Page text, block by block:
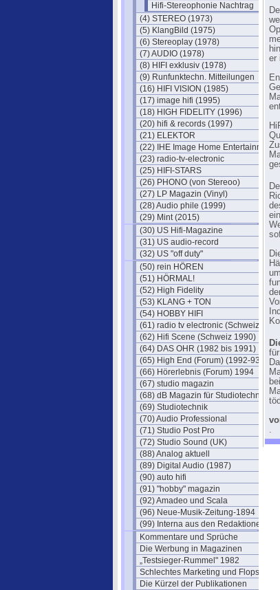
Hifi-Stereophonie Nachtrag
(4) STEREO (1973)
(5) KlangBild (1975)
(6) Stereoplay (1978)
(7) AUDIO (1978)
(8) HIFI exklusiv (1978)
(9) Runfunktechn. Mitteilungen
(16) HIFI VISION (1985)
(17) image hifi (1995)
(18) HIGH FIDELITY (1996)
(20) hifi & records (1997)
(21) ELEKTOR
(22) IHE Image Home Entertainment
(23) radio-tv-electronic
(25) HIFI-STARS
(26) PHONO (von Stereoo)
(27) LP Magazin (Vinyl)
(28) Audio phile (1999)
(29) Mint (2015)
(30) US Hifi-Magazine
(31) US audio-record
(32) US "off duty"
(50) rein HÖREN
(51) HÖRMAL!
(52) High Fidelity
(53) KLANG + TON
(54) HOBBY HIFI
(61) radio tv electronic (Schweiz)
(62) Hifi Scene (Schweiz 1990)
(64) DAS OHR (1982 bis 1991)
(65) High End (Forum) (1992-93)
(66) Hörerlebnis (Forum) 1994
(67) studio magazin
(68) dB Magazin für Studiotechnik
(69) Studiotechnik
(70) Audio Professional
(71) Studio Post Pro
(72) Studio Sound (UK)
(88) Analog aktuell
(89) Digital Audio (1987)
(90) auto hifi
(91) "hobby" magazin
(92) Amadeo und Scala
(96) Neue-Musik-Zeitung-1894
(99) Interna aus den Redaktionen
Kommentare und Sprüche
Die Werbung in Magazinen
„Testsieger-Rummel" 1982
Schlechtes Marketing und Flops
Die Kürzel der Publikationen
er
.